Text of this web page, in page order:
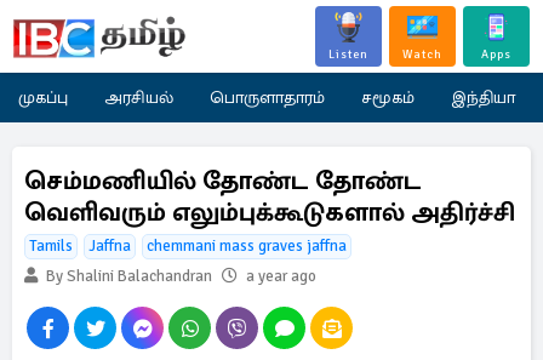
Listen Watch Apps
முகப்பு அரசியல் பொருளாதாரம் சமூகம் இந்தியா
செம்மணியில் தோண்ட தோண்ட
வெளிவரும் எலும்புக்கூடுகளால் அதிர்ச்சி
Tamils Jaffna
chemmani mass graves jaffna
By Shalini Balachandran
a year ago